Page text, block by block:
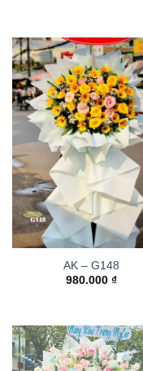
AK – G148
980.000 ₫